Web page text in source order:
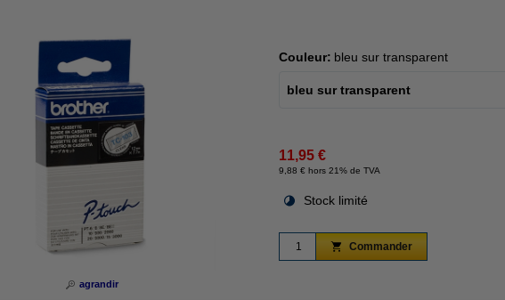
agrandir
Couleur: bleu sur transparent
bleu sur transparent
11,95 €
9,88 € hors 21% de TVA
Stock limité
Commander